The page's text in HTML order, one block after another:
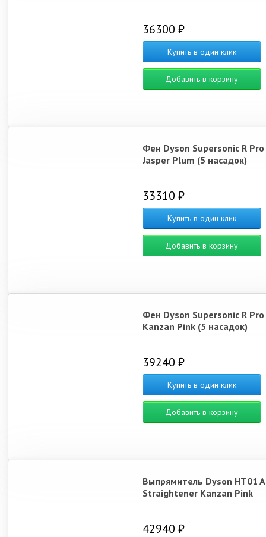
36300 ₽
Купить в один клик
Добавить в корзину
Фен Dyson Supersonic R Pro
Jasper Plum (5 насадок)
33310 ₽
Купить в один клик
Добавить в корзину
Фен Dyson Supersonic R Pro
Kanzan Pink (5 насадок)
39240 ₽
Купить в один клик
Добавить в корзину
Выпрямитель Dyson HT01
Straightener Kanzan Pink
42940 ₽